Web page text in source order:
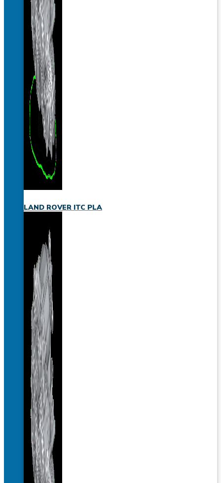
LAND ROVER ITC PLA